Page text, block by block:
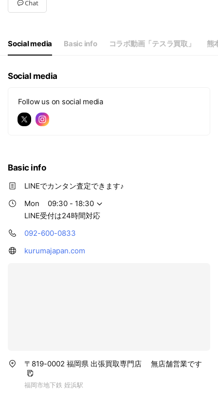
Wed09:30 - 18:30
09:30 - 18:30
LINE受付は24時間対応
Chat
Social media Basic info コラボ動画「テスラ買取」 熊
Social media
Follow us on social media
Basic info
LINEでカンタン査定できます♪
Mon
09:30 - 18:30
LINE受付は24時間対応
092-600-0833
kurumajapan.com
〒819-0002 福岡県 出張買取専門店 無店舗営業です
福岡市地下鉄 姪浜駅